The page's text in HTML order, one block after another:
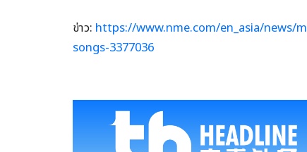
ข่าว: https://www.nme.com/en_asia/news/
songs-3377036